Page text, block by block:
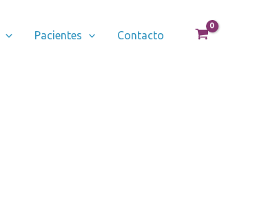
Pacientes Contacto